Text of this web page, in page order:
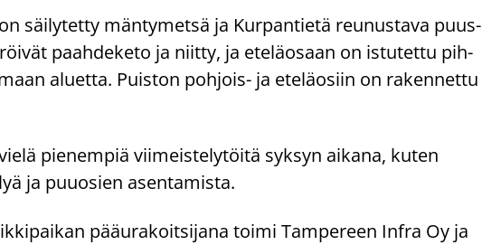
säi­ly­tet­ty män­ty­met­sä ja Kur­pan­tie­tä reu­nus­ta­va puus­
paah­de­ke­to ja niit­ty, ja ete­lä­osaan on is­tu­tet­tu pih­
aluet­ta. Puis­ton pohjois-​ ja ete­lä­osiin on ra­ken­net­tu
pie­nem­piä vii­meis­te­ly­töi­tä syk­syn ai­ka­na, kuten
ja puu­osien asen­ta­mis­ta.
pää­ura­koit­si­ja­na toimi Tam­pe­reen Infra Oy ja